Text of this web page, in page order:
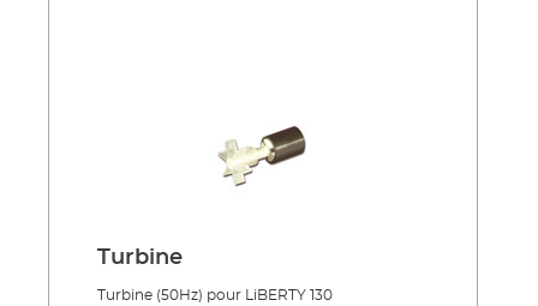
Turbine
Turbine (50Hz) pour LiBERTY 130